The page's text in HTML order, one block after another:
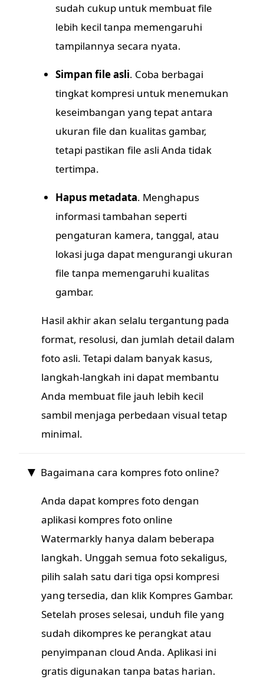
sudah cukup untuk membuat file
lebih kecil tanpa memengaruhi
tampilannya secara nyata.
Simpan file asli. Coba berbagai
tingkat kompresi untuk menemukan
keseimbangan yang tepat antara
ukuran file dan kualitas gambar,
tetapi pastikan file asli Anda tidak
tertimpa.
Hapus metadata. Menghapus
informasi tambahan seperti
pengaturan kamera, tanggal, atau
lokasi juga dapat mengurangi ukuran
file tanpa memengaruhi kualitas
gambar.
Hasil akhir akan selalu tergantung pada
format, resolusi, dan jumlah detail dalam
foto asli. Tetapi dalam banyak kasus,
langkah-langkah ini dapat membantu
Anda membuat file jauh lebih kecil
sambil menjaga perbedaan visual tetap
minimal.
Bagaimana cara kompres foto online?
Anda dapat kompres foto dengan
aplikasi kompres foto online
Watermarkly hanya dalam beberapa
langkah. Unggah semua foto sekaligus,
pilih salah satu dari tiga opsi kompresi
yang tersedia, dan klik Kompres Gambar.
Setelah proses selesai, unduh file yang
sudah dikompres ke perangkat atau
penyimpanan cloud Anda. Aplikasi ini
gratis digunakan tanpa batas harian.